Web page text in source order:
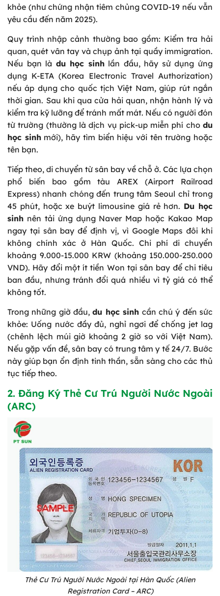
khỏe (như chứng nhận tiêm chủng COVID-19 nếu vẫn
yêu cầu đến năm 2025).
Quy trình nhập cảnh thường bao gồm: Kiểm tra hải
quan, quét vân tay và chụp ảnh tại quầy immigration.
Nếu bạn là du học sinhlần đầu, hãy sử dụng ứng
dụng K-ETA (Korea Electronic Travel Authorization)
nếu áp dụng cho quốc tịch Việt Nam, giúp rút ngắn
thời gian. Sau khi qua cửa hải quan, nhận hành lý và
kiểm tra kỹ lưỡng để tránh mất mát. Nếu có người đón
từ trường (thường là dịch vụ pick-up miễn phí cho du
học sinhmới), hãy tìm biển hiệu với tên trường hoặc
tên bạn.
Tiếp theo, di chuyển từ sân bay về chỗ ở. Các lựa chọn
phổ biến bao gồm tàu AREX (Airport Railroad
Express) nhanh chóng đến trung tâm Seoul chỉ trong
45 phút, hoặc xe buýt limousine giá rẻ hơn. Du học
sinh nên tải ứng dụng Naver Map hoặc Kakao Map
ngay tại sân bay để định vị, vì Google Maps đôi khi
không chính xác ở Hàn Quốc. Chi phí di chuyển
khoảng 9.000-15.000 KRW (khoảng 150.000-250.000
VND). Hãy đổi một ít tiền Won tại sân bay để chi tiêu
ban đầu, nhưng tránh đổi quá nhiều vì tỷ giá có thể
không tốt.
Trong những giờ đầu,du học sinh cần chú ý đến sức
khỏe: Uống nước đầy đủ, nghỉ ngơi để chống jet lag
(chênh lệch múi giờ khoảng 2 giờ so với Việt Nam).
Nếu gặp vấn đề, sân bay có trung tâm y tế 24/7. Bước
này giúp bạn ổn định tinh thần, sẵn sàng cho các thủ
tục tiếp theo.
2. Đăng Ký Thẻ Cư Trú Người Nước Ngoài
(ARC)
Thẻ Cư Trú Người Nước Ngoài tại Hàn Quốc (Alien
Registration Card – ARC)